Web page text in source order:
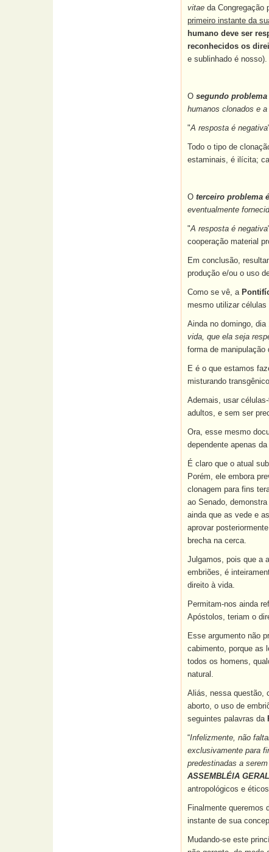
vitae da Congregação
primeiro instante da
humano deve ser
reconhecidos os
e sublinhado é nosso).
O segundo
humanos clonados e
"A resposta é negativa
Todo o tipo de
estaminais, é ilícita;
O terceiro problema
eventualmente
"A resposta é negativa
cooperação material
Em conclusão,
produção e/ou o uso
Como se vê, a
mesmo utilizar
Ainda no domingo,
vida, que ela seja
forma de manipulação
E é o que estamos
misturando
Ademais, usar
adultos, e sem ser
Ora, esse mesmo
dependente apenas
É claro que o atual
Porém, ele embora
clonagem para fins
ao Senado,
ainda que as vede e
aprovar
brecha na cerca.
Julgamos, pois que a
embriões, é
direito à vida.
Permitam-nos ainda
Apóstolos, teriam o
Esse argumento não
cabimento, porque as
todos os homens,
natural.
Aliás, nessa questão,
aborto, o uso de
seguintes palavras da
“Infelizmente, não
exclusivamente para
predestinadas a
ASSEMBLÉIA
antropológicos e
Finalmente queremos
instante de sua
Mudando-se este